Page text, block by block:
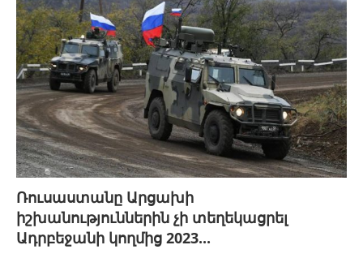
Ռուսաստանը Արցախի
իշխանություններին չի տեղեկացրել
Ադրբեջանի կողմից 2023...